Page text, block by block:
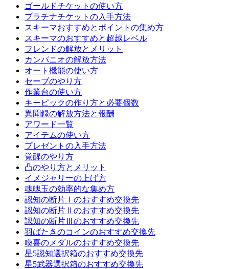
ゴールドチケットの使い方
プラチナチケットの入手方法
スキーマおすすめとポイントの集め方
スキーマのおすすめと超越レベル
フレンドの解放とメリット
カンパニオの解放方法
オート機能の使い方
セーブのやり方
作業台の使い方
キーピックの作り方と必要個数
異聞録の解放方法と報酬
アワード一覧
アイテムの使い方
プレゼントの入手方法
覚醒のやり方
凸のやり方とメリット
イメジャリーの上げ方
魂魄玉の効率的な集め方
認知の断片Ⅰのおすすめ交換先
認知の断片Ⅱのおすすめ交換先
認知の断片Ⅲのおすすめ交換先
羽ばたきのコインのおすすめ交換先
喚喜のメダルのおすすめ交換先
星5認知選択箱のおすすめ交換先
星5武器選択箱のおすすめ交換先